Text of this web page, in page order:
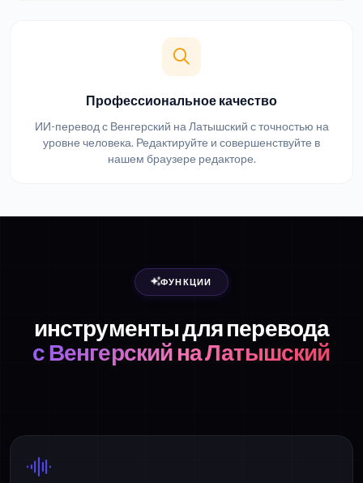
Профессиональное качество
ИИ-перевод с Венгерский на Латышский с точностью на
уровне человека. Редактируйте и совершенствуйте в
нашем браузере редакторе.
ФУНКЦИИ
инструменты для перевода
с Венгерский на Латышский